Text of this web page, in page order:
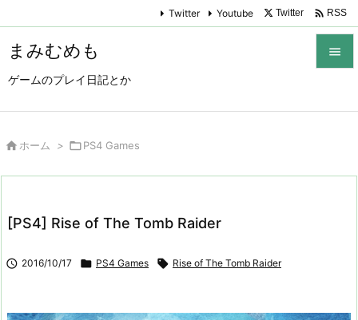
まみむめも
ゲームのプレイ日記とか

Twitter Youtube Twitter  RSS
 ホーム > PS4 Games
[PS4] Rise of The Tomb Raider
 2016/10/17  PS4 Games  Rise of The Tomb Raider